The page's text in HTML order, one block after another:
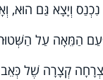
וְיָצָא גַּם הוּא,
הַמֵּאָה עַל
קְצָרָה שֶׁל